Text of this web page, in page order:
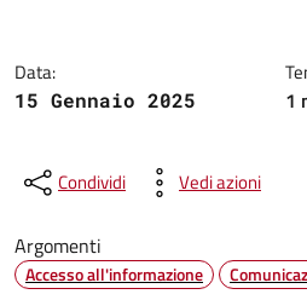
Data:
15 Gennaio 2025 1
Condividi Vedi azioni
Argomenti
Accesso all'informazione